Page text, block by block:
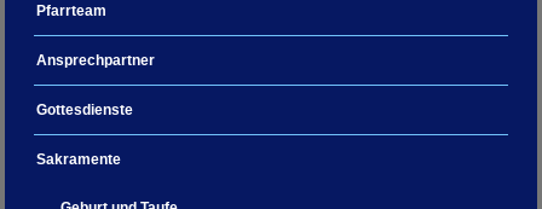
Pfarrteam
Ansprechpartner
Gottesdienste
Sakramente